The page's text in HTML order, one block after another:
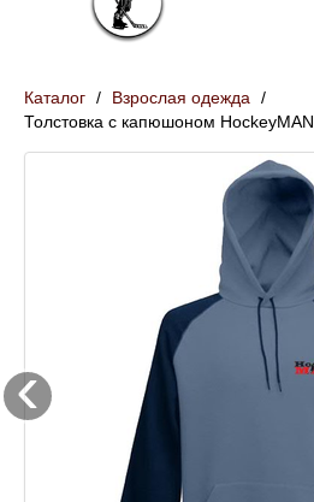
Каталог / Взрослая одежда
/
Толстовка с капюшоном HockeyMAN
‹